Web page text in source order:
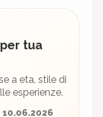
tua
a eta, stile di
esperienze.